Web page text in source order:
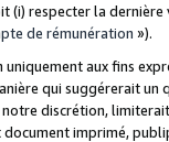
(i) respecter la
de rémunération »).
aux fins
qui suggérerait
notre discrétion,
imprimé,